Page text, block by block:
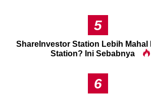
5
ShareInvestor Station Lebih Mahal
Station? Ini Sebabnya
6